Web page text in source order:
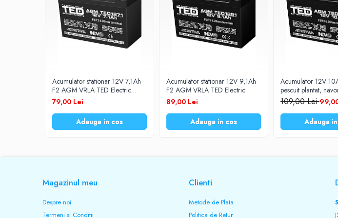
Stabilizatoare tensiune
Baterii Zinc-Aer
Toate Produsele
Acumulator stationar 12V 7,1Ah
F2 AGM VRLA TED Electric
TED1271F2
79,00 Lei
Adauga in cos
Acumulator stationar 12V 9,1Ah
F2 AGM VRLA TED Electric
TED1291
89,00 Lei
Adauga in cos
Acumulator 12V
pescuit plantat,
VRLA TED Electric
109,00 Lei
Adauga
Magazinul meu
Despre noi
Termeni si Conditii
Clienti
Metode de Plata
Politica de Retur